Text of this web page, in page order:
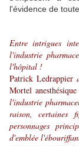
l'évidence de
Entre intrigues
l'industrie
l'hôpital !
Patrick Ledrappier
Mortel anesthésique
l'industrie
raison, certaines
personnages
d'emblée